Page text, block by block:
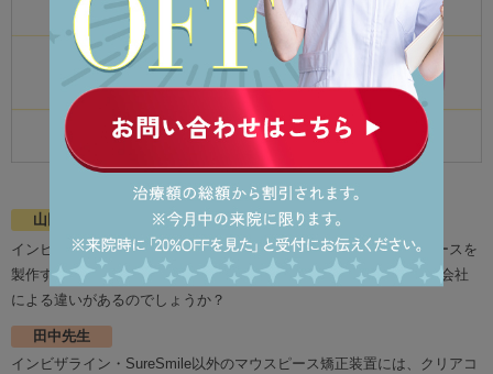
▲前歯のみ動かすと出っ歯になってしまうかも
山田
インビザライン・SureSmile（シュアスマイル）以外にもマウスピースを
製作する会社があると聞いたのですが、同じマウスピース矯正でも会社
による違いがあるのでしょうか？
田中先生
インビザライン・SureSmile以外のマウスピース矯正装置には、クリアコ